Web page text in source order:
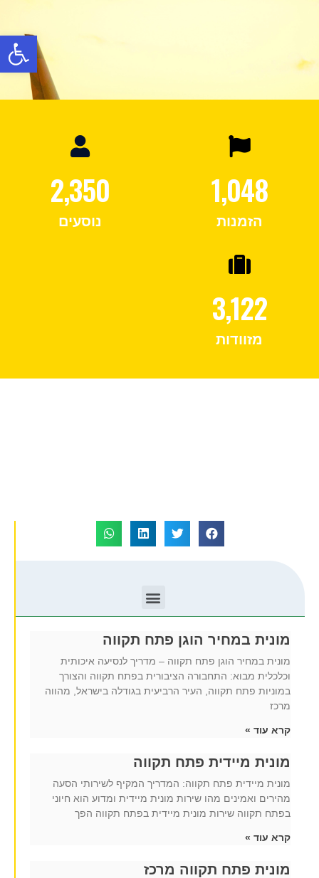
1,048
הזמנות
2,350
נוסעים
3,122
מזוודות
מונית במחיר הוגן פתח תקווה
מונית במחיר הוגן פתח תקווה – מדריך לנסיעה איכותית
וכלכלית מבוא: התחבורה הציבורית בפתח תקווה והצורך
במוניות פתח תקווה, העיר הרביעית בגודלה בישראל, מהווה
מרכז
קרא עוד »
מונית מיידית פתח תקווה
מונית מיידית פתח תקווה: המדריך המקיף לשירותי הסעה
מהירים ואמינים מהו שירות מונית מיידית ומדוע הוא חיוני
בפתח תקווה שירות מונית מיידית בפתח תקווה הפך
קרא עוד »
מונית פתח תקווה מרכז